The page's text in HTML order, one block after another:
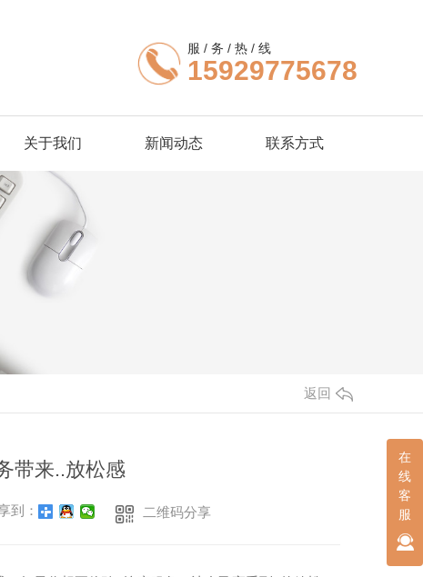
服 / 务 / 热 / 线
15929775678
关于我们 新闻动态 联系方式
返回
带来..放松感
到： 二维码分享
在
线
客
服